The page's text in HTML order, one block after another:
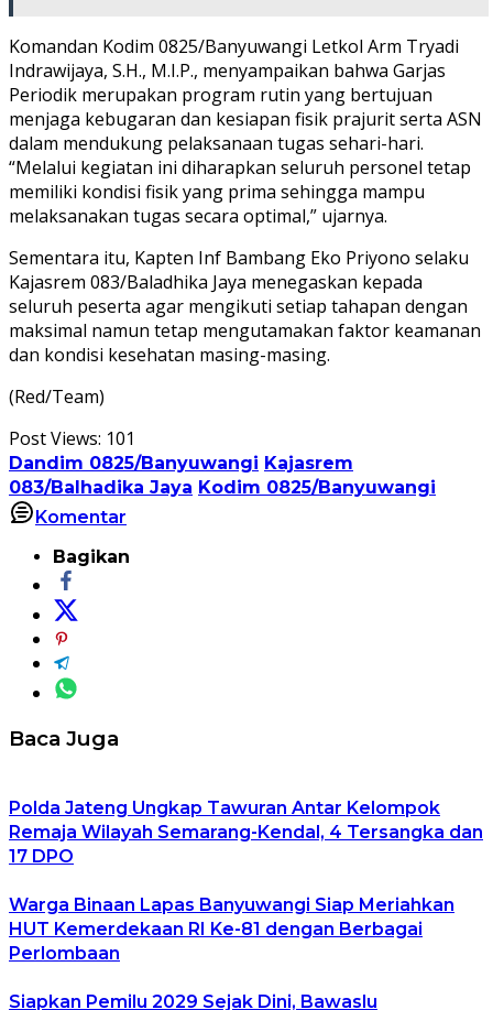
Komandan Kodim 0825/Banyuwangi Letkol Arm Tryadi
Indrawijaya, S.H., M.I.P., menyampaikan bahwa Garjas
Periodik merupakan program rutin yang bertujuan
menjaga kebugaran dan kesiapan fisik prajurit serta ASN
dalam mendukung pelaksanaan tugas sehari-hari.
“Melalui kegiatan ini diharapkan seluruh personel tetap
memiliki kondisi fisik yang prima sehingga mampu
melaksanakan tugas secara optimal,” ujarnya.
Sementara itu, Kapten Inf Bambang Eko Priyono selaku
Kajasrem 083/Baladhika Jaya menegaskan kepada
seluruh peserta agar mengikuti setiap tahapan dengan
maksimal namun tetap mengutamakan faktor keamanan
dan kondisi kesehatan masing-masing.
(Red/Team)
Post Views: 101
Dandim 0825/Banyuwangi Kajasrem
083/Balhadika Jaya Kodim 0825/Banyuwangi
Komentar
Bagikan
Baca Juga
Polda Jateng Ungkap Tawuran Antar Kelompok
Remaja Wilayah Semarang-Kendal, 4 Tersangka dan
17 DPO
Warga Binaan Lapas Banyuwangi Siap Meriahkan
HUT Kemerdekaan RI Ke-81 dengan Berbagai
Perlombaan
Siapkan Pemilu 2029 Sejak Dini, Bawaslu